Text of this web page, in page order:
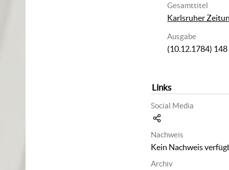
Gesamttitel
Karlsruher
Ausgabe
(10.12.1784) 148
Links
Social Media
Nachweis
Kein Nachweis
Archiv